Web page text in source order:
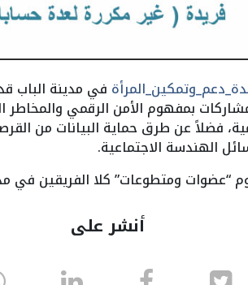
في مدينة الباب
بمفهوم الأمن الرقمي والمخاطر
فضلاً عن طرق حماية البيانات من
الهندسة الاجتماعية.
“عضوات ومتطوعات” كلا الفريقين في
أنشر على